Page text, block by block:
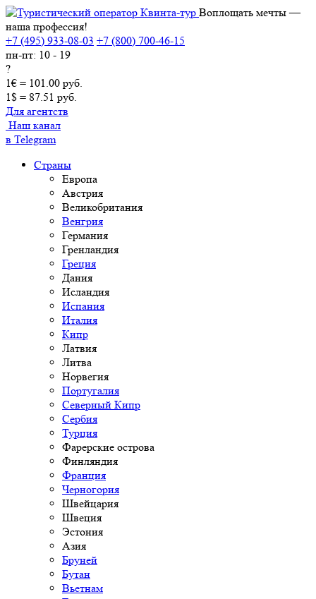
Воплощать мечты —
наша профессия!
+7 (495) 933-08-03 +7 (800) 700-46-15
пн-пт: 10 - 19
?
1€ = 101.00 руб.
1$ = 87.51 руб.
Для агентств
Наш канал
в Telegram
Страны
Европа
Австрия
Великобритания
Венгрия
Германия
Гренландия
Греция
Дания
Исландия
Испания
Италия
Кипр
Латвия
Литва
Норвегия
Португалия
Северный Кипр
Сербия
Турция
Фарерские острова
Финляндия
Франция
Черногория
Швейцария
Швеция
Эстония
Азия
Бруней
Бутан
Вьетнам